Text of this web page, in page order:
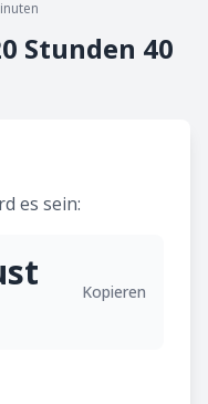
Stunden 40
es sein:
Kopieren